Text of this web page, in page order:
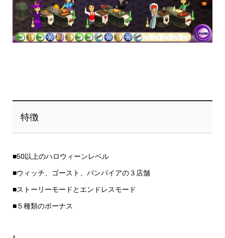
特徴
■50以上のハロウィーンレベル
■ウィッチ、ゴースト、バンパイアの３店舗
■ストーリーモードとエンドレスモード
■５種類のボーナス